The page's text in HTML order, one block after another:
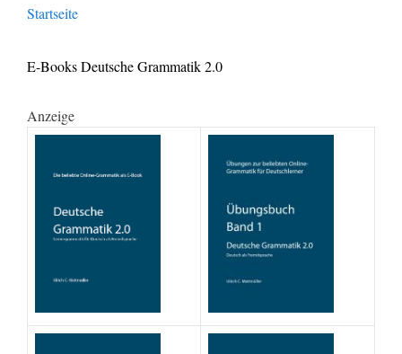
Startseite
E-Books Deutsche Grammatik 2.0
Anzeige